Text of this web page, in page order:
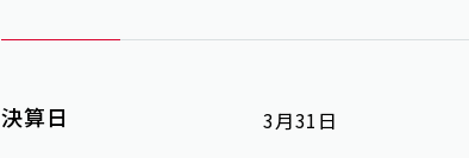
決算日 3月31日